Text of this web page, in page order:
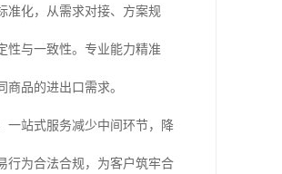
准化，从需求对接、方案规
性与一致性。专业能力精准
品的进出口需求。
一站式服务减少中间环节，降
行为合法合规，为客户筑牢合